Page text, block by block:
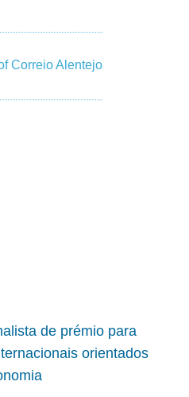
de prémio para
orientados